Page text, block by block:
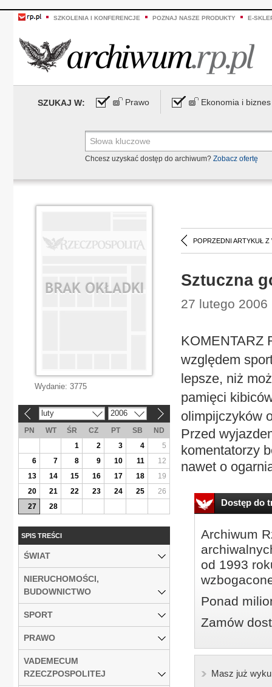
SZKOLENIA I KONFERENCJE POZNAJ NASZE PRODUKTY E-
SZUKAJ W: Prawo Ekonomia i biznes
Chcesz uzyskać dostęp do archiwum? Zobacz ofertę
POPRZEDNI ARTYKUŁ Z
Sztuczna
27 lutego
KOMENTARZ
względem
lepsze, niż
pamięci
olimpijczyków
Przed
komentatorzy
nawet o
Dostęp do
Archiwum
od 1993
Ponad
Zamów
Masz już
Wydanie: 3775
luty 2006
PN WT ŚR CZ PT SB
ND
1
2 3 4
5
6
7 8 9 10 11
12
13
14 15 16 17 18
19
20
21 22 23 24 25
26
27
28
SPIS TREŚCI
ŚWIAT
NIERUCHOMOŚCI,
BUDOWNICTWO
SPORT
PRAWO
VADEMECUM
RZECZPOSPOLITEJ